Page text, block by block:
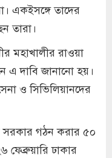
একইসঙ্গে তাদের
তারা।
মহাখালীর রাওয়া
এ দাবি জানানো হয়।
ও সিভিলিয়ানদের
সরকার গঠন করার ৫০
ঢাকার